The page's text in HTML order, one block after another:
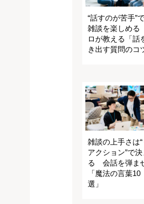
“話すのが苦手”
雑談を楽しめ
ロが教える「話
き出す質問のコ
雑談の上手さは“
アクション”で決
る 会話を弾ま
「魔法の言葉10
選」